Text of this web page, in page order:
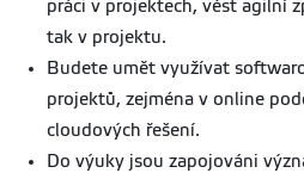
práci v projektech, vést agilní
tak v projektu.
Budete umět využívat
projektů, zejména v online
cloudových řešení.
Do výuky jsou zapojováni